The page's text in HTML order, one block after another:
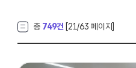
총 749건 [21/63 페이지]